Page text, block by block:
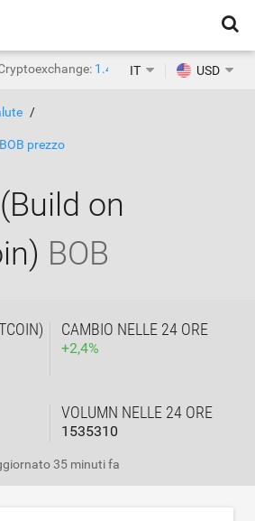
1.468 IT USD
prezzo
on
BOB
CAMBIO NELLE 24 ORE
+2,4%
VOLUMN NELLE 24 ORE
1535310
35 minuti fa